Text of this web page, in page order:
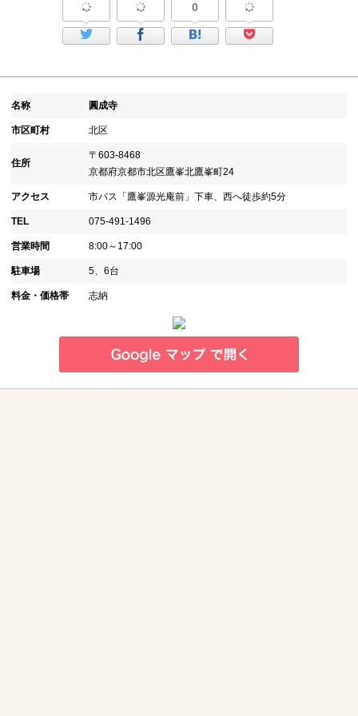
0
名称 圓成寺
市区町村 北区
住所
〒603-8468
京都府京都市北区鷹峯北鷹峯町24
アクセス 市バス「鷹峯源光庵前」下車、西へ徒歩約5分
TEL 075-491-1496
営業時間 8:00～17:00
駐車場 5、6台
料金・価格帯 志納